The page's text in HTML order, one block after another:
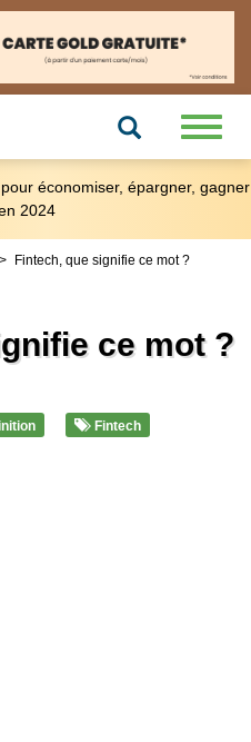
Recherche
économiser, épargner, gagner
2024
Fintech, que signifie ce mot ?
ce mot ?
Fintech